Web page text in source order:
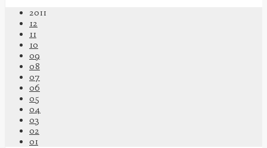
2011
12
11
10
09
08
07
06
05
04
03
02
01